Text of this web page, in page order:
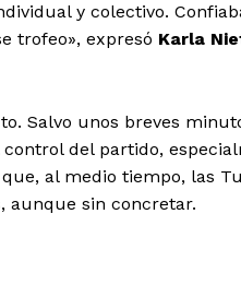
y colectivo.
trofeo», expresó Karla
Salvo unos breves
del partido,
al medio tiempo, las
aunque sin concretar.